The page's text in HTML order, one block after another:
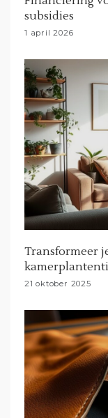
subsidies
1 april 2026
Transformeer
21 oktober 2025